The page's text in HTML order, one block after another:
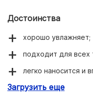
Достоинства
хорошо увлажняет;
подходит для всех
легко наносится и
Загрузить еще